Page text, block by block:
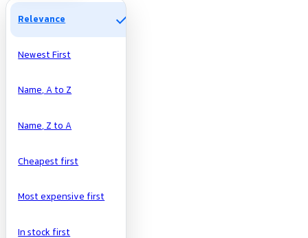
Manufacturers
Relevance check
Newest First
Name, A to Z
Name, Z to A
Cheapest first
Most expensive first
In stock first